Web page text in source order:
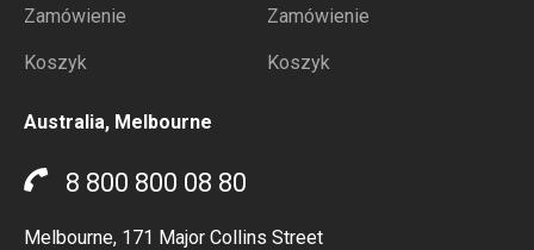
Zamówienie
Koszyk
Zamówienie
Koszyk
Australia, Melbourne
8 800 800 08 80
Melbourne, 171 Major Collins Street